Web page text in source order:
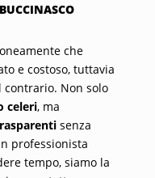
che
e costoso, tuttavia
Non solo
celeri, ma
senza
professionista
tempo, siamo la